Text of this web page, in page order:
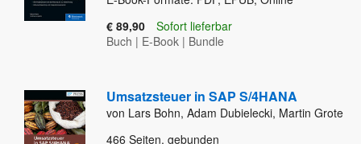
€ 89,90
Sofort lieferbar
Buch | E-Book | Bundle
Umsatzsteuer in SAP S/4HANA
von Lars Bohn, Adam Dubielecki, Martin Grote
466 Seiten, gebunden